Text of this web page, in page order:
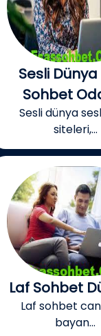
Sesli Dünya
Sohbet
Sesli dünya
siteleri,...
Laf Sohbet
Laf sohbet
bayan...